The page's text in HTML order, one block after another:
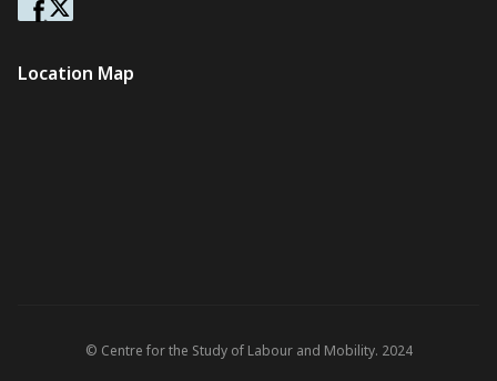
Location Map
© Centre for the Study of Labour and Mobility. 2024